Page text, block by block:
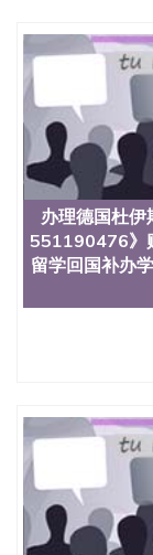
University）
University）
University）
University）
University）
University）
University）
University）
University）
University）
University）
University）
University）
University）
University）
University）
University）
（San Jose
文凭学位qq
学学历 绩单
买澳洲大学
业找人做文凭
办理德国杜
551190476》
留学回国补办